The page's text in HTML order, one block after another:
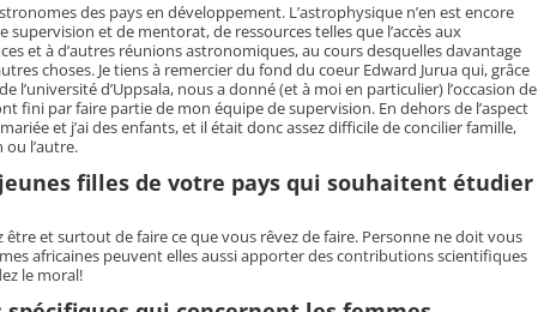
des pays en développement. L’astrophysique n’en est encore
supervision et de mentorat, de ressources telles que l’accès aux
et à d’autres réunions astronomiques, au cours desquelles davantage
choses. Je tiens à remercier du fond du coeur Edward Jurua qui, grâce
d’Uppsala, nous a donné (et à moi en particulier) l’occasion de
fini par faire partie de mon équipe de supervision. En dehors de l’aspect
et j’ai des enfants, et il était donc assez difficile de concilier famille,
ou l’autre.
filles de votre pays qui souhaitent étudier
être et surtout de faire ce que vous rêvez de faire. Personne ne doit vous
africaines peuvent elles aussi apporter des contributions scientifiques
le moral!